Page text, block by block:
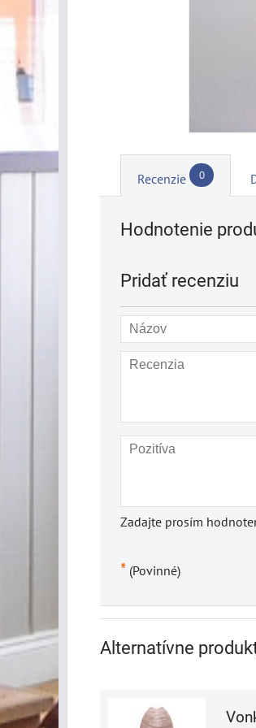
Recenzie 0
Hodnotenie
Pridať recenziu
Zadajte prosím
* (Povinné)
Alternatívne